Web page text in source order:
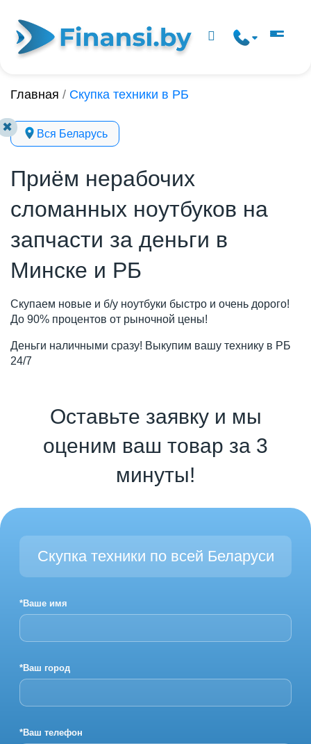
✖
Главная / Скупка техники в РБ
Вся Беларусь
Приём нерабочих
сломанных ноутбуков на
запчасти за деньги в
Минске и РБ
Скупаем новые и б/у ноутбуки быстро и очень дорого!
До 90% процентов от рыночной цены!
Деньги наличными сразу! Выкупим вашу технику в РБ
24/7
Оставьте заявку и мы
оценим ваш товар за 3
минуты!
Скупка техники по всей Беларуси
*Ваше имя
*Ваш город
*Ваш телефон